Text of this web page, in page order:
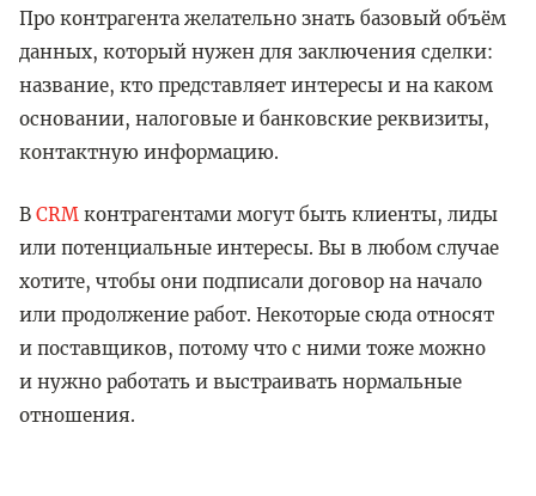
Про контрагента желательно знать базовый объём
данных, который нужен для заключения сделки:
название, кто представляет интересы и на каком
основании, налоговые и банковские реквизиты,
контактную информацию.
В CRM контрагентами могут быть клиенты, лиды
или потенциальные интересы. Вы в любом случае
хотите, чтобы они подписали договор на начало
или продолжение работ. Некоторые сюда относят
и поставщиков, потому что с ними тоже можно
и нужно работать и выстраивать нормальные
отношения.